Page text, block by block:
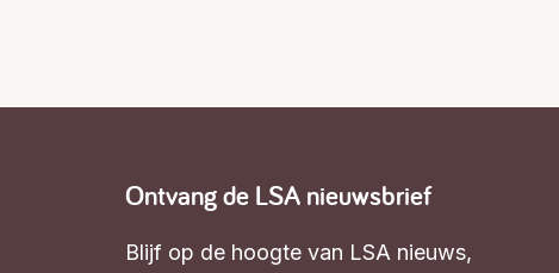
Ontvang de LSA nieuwsbrief
Blijf op de hoogte van LSA nieuws,